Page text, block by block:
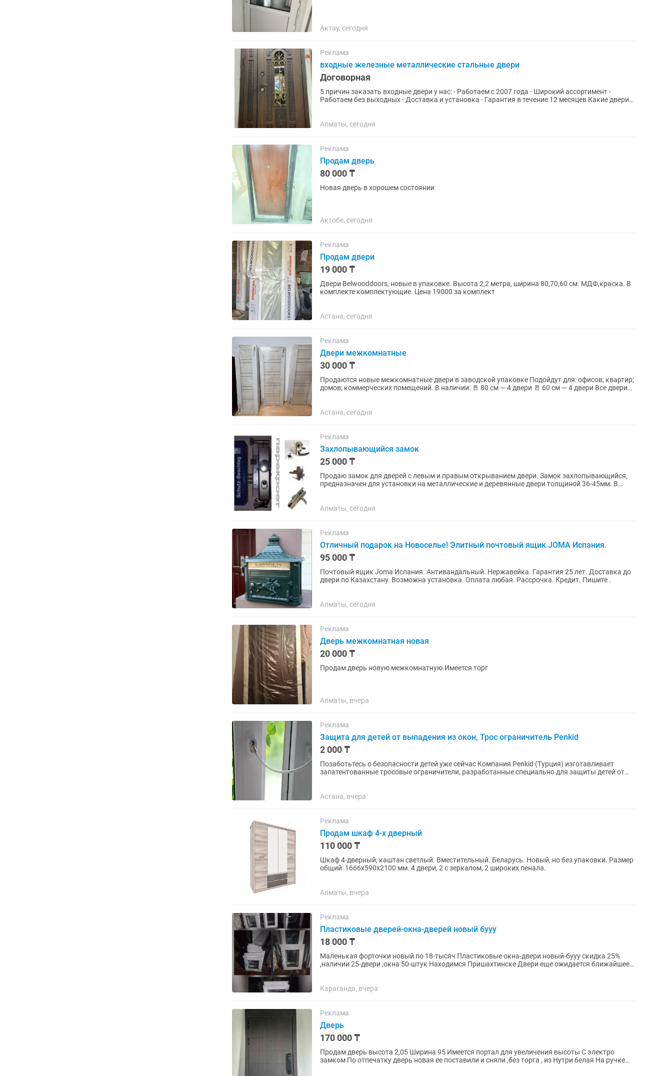
Актау, сегодня
Реклама
входные железные металлические стальные двери
Договорная
5 причин заказать входные двери у нас: - Работаем с 2007 года - Широкий ассортимент -
Работаем без выходных - Доставка и установка - Гарантия в течение 12 месяцев Какие двери
Алматы, сегодня
Реклама
Продам дверь
80 000 ₸
Новая дверь в хорошем состоянии
Актобе, сегодня
Реклама
Продам двери
19 000 ₸
Двери Belwooddoors, новые в упаковке. Высота 2,2 метра, ширина 80,70,60 см. МДФ,краска. В
комплекте комплектующие. Цена 19000 за комплект
Астана, сегодня
Реклама
Двери межкомнатные
30 000 ₸
Продаются новые межкомнатные двери в заводской упаковке Подойдут для: офисов; квартир;
домов; коммерческих помещений. В наличии: 🚪 80 см — 4 двери 🚪 60 см — 4 двери Все двери
Астана, сегодня
Реклама
Захлопывающийся замок
25 000 ₸
Продаю замок для дверей с левым и правым открыванием двери. Замок захлопывающийся,
предназначен для установки на металлические и деревянные двери толщиной 36-45мм. В
Алматы, сегодня
Реклама
Отличный подарок на Новоселье! Элитный почтовый ящик JOMA Испания.
95 000 ₸
Почтовый ящик Joma Испания. Антивандальный. Нержавейка. Гарантия 25 лет. Доставка до
двери по Казахстану. Возможна установка. Оплата любая. Рассрочка. Кредит. Пишите .
Алматы, сегодня
Реклама
Дверь межкомнатная новая
20 000 ₸
Продам дверь новую межкомнатную.Имеется торг
Алматы, вчера
Реклама
Защита для детей от выпадения из окон, Трос ограничитель Penkid
2 000 ₸
Позаботьтесь о безопасности детей уже сейчас Компания Penkid (Турция) изготавливает
запатентованные тросовые ограничители, разработанные специально для защиты детей от
Астана, вчера
Реклама
Продам шкаф 4-х дверный
110 000 ₸
Шкаф 4-дверный, каштан светлый. Вместительный. Беларусь. Новый, но без упаковки. Размер
общий: 1666х590х2100 мм. 4 двери, 2 с зеркалом, 2 широких пенала.
Алматы, вчера
Реклама
Пластиковые дверей-окна-дверей новый бууу
18 000 ₸
Маленькая форточки новый по 18-тысяч Пластиковые окна-двери новый-бууу скидка 25%
,наличии 25-двери ,окна 50-штук Находимся Пришахтинске Двери еще ожидается ближайшее
Караганда, вчера
Реклама
Дверь
170 000 ₸
Продам дверь высота 2,05 Ширина 95 Имеется портал для увеличения высоты С электро
замком По отпечатку дверь новая ее поставили и сняли ,без торга , из Нутри белая На ручке